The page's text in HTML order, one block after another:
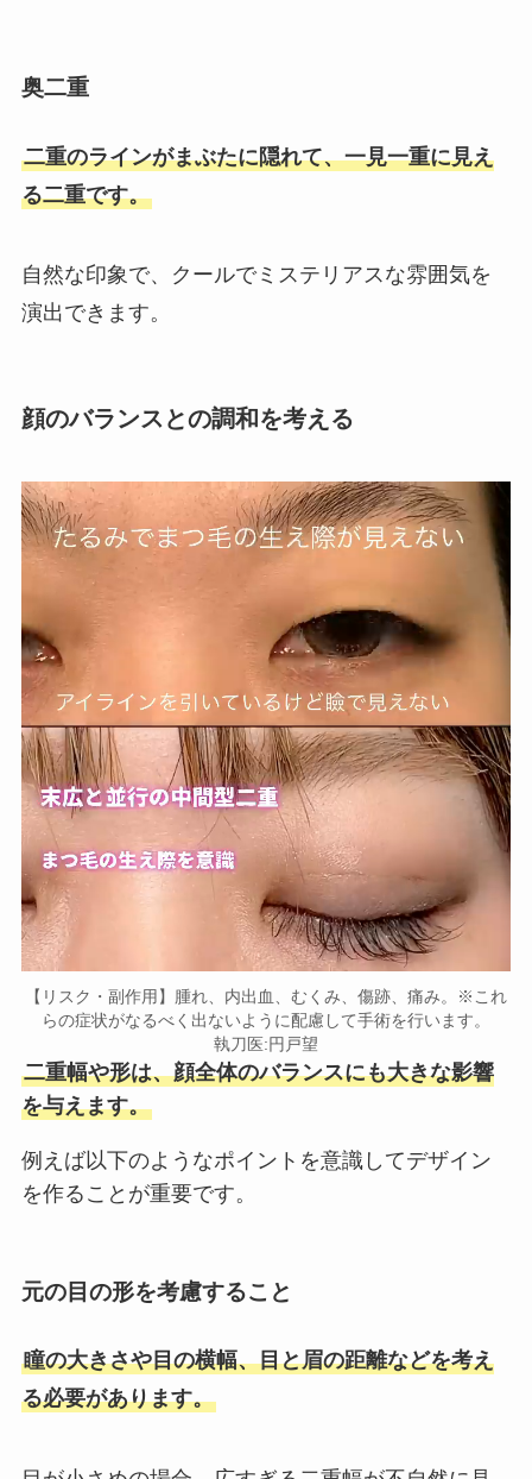
奥二重
二重のラインがまぶたに隠れて、一見一重に見え
る二重です。
自然な印象で、クールでミステリアスな雰囲気を
演出できます。
顔のバランスとの調和を考える
【リスク・副作用】腫れ、内出血、むくみ、傷跡、痛み。※これ
らの症状がなるべく出ないように配慮して手術を行います。
執刀医:円戸望
二重幅や形は、顔全体のバランスにも大きな影響
を与えます。
例えば以下のようなポイントを意識してデザイン
を作ることが重要です。
元の目の形を考慮すること
瞳の大きさや目の横幅、目と眉の距離などを考え
る必要があります。